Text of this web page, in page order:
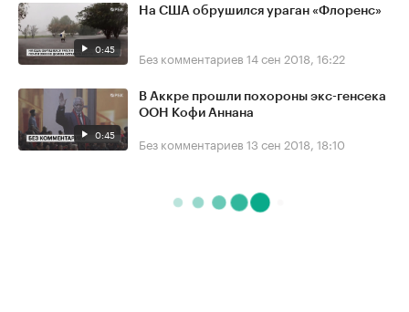
0:45
На США обрушился ураган «Флоренс»
Без комментариев 14 сен 2018, 16:22
0:45
В Аккре прошли похороны экс-генсека
ООН Кофи Аннана
Без комментариев 13 сен 2018, 18:10